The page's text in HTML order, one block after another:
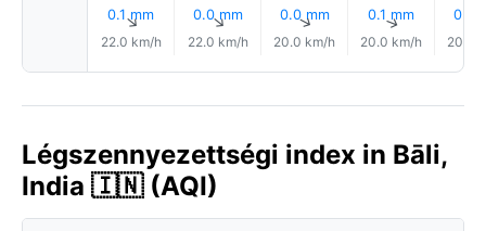
0.1 mm
↑
22.0 km/h
0.0 mm
↑
22.0 km/h
0.0 mm
↑
20.0 km/h
0.1 mm
↑
20.0 km/h
0.0
20.0
Légszennyezettségi index in Bāli,
India 🇮🇳 (AQI)